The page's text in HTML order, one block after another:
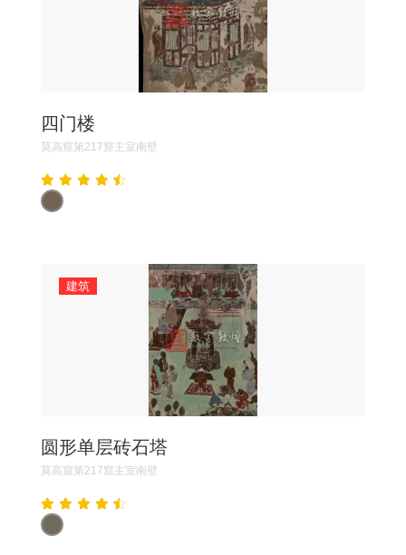
四门楼
莫高窟第217窟主室南壁
建筑
圆形单层砖石塔
莫高窟第217窟主室南壁